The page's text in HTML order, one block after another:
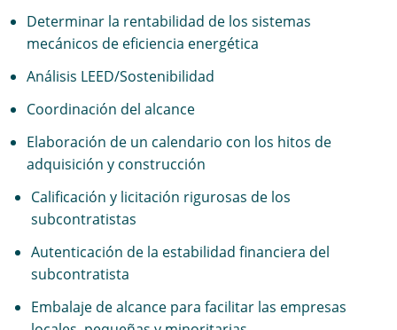
Determinar la rentabilidad de los sistemas
mecánicos de eficiencia energética
Análisis LEED/Sostenibilidad
Coordinación del alcance
Elaboración de un calendario con los hitos de
adquisición y construcción
Calificación y licitación rigurosas de los
subcontratistas
Autenticación de la estabilidad financiera del
subcontratista
Embalaje de alcance para facilitar las empresas